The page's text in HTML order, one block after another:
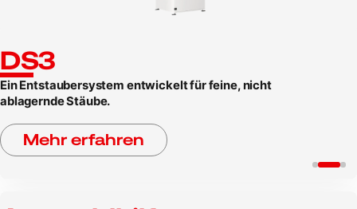
DS3
Ein Entstaubersystem entwickelt für feine, nicht
ablagernde Stäube.
Mehr erfahren